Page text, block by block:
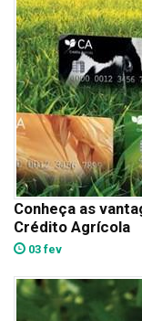
Conheça as
Crédito Agrícola
03 fev